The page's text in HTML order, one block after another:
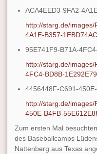
ACA4EED3-9FA2-
http://starg.de/images/
4A1E-B357-
95E741F9-B71A-
http://starg.de/
4FC4-BD8B-
4456448F-C691-
http://starg.de/
450E-B4FB-
Zum ersten Mal
des Baseballcamps
Nattenberg aus Texas